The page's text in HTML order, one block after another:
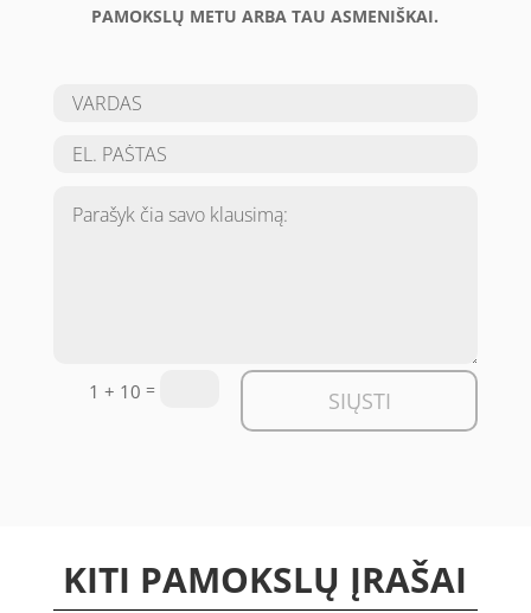
PAMOKSLŲ METU ARBA TAU ASMENIŠKAI.
1 + 10 = SIŲSTI
KITI PAMOKSLŲ ĮRAŠAI